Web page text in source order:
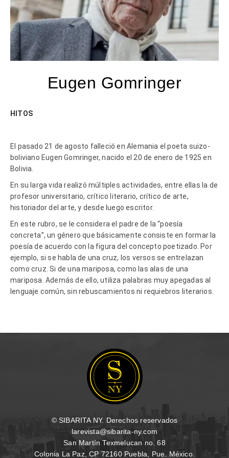
Eugen Gomringer
HITOS
El pasado 21 de agosto falleció en Alemania el poeta suizo-
boliviano Eugen Gomringer, nacido el 20 de enero de 1925 en
Bolivia.
En su larga vida realizó múltiples actividades, entre ellas la de
profesor universitario, crítico literario, crítico de arte,
historiador del arte, y desde luego escritor.
En este rubro, se le considera el padre de la “poesía
concreta”, un género que básicamente consiste en formar la
poesía de acuerdo con la figura del concepto poetizado. Por
ejemplo, si se habla de una cruz, los versos se entrelazan
como cruz. Si de una mariposa, como las alas de una
mariposa. Además de ello, utiliza palabras muy apegadas al
lenguaje común, sin rebuscamientos ni requiebros literarios.
© SIBARITA NY. Derechos reservados
larevista@sibarita-ny.com
San Martín Texmelucan no. 68
Colonia La Paz, CP 72160 Puebla, Pue. México.